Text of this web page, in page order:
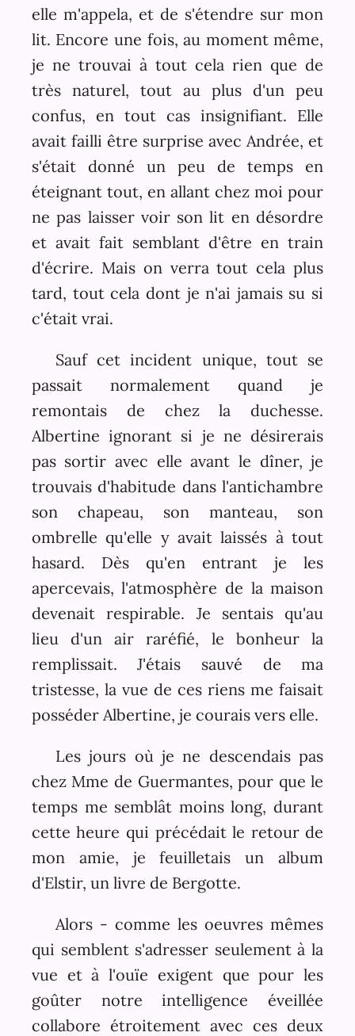
elle m'appela, et de s'étendre sur mon
lit. Encore une fois, au moment même,
je ne trouvai à tout cela rien que de
très naturel, tout au plus d'un peu
confus, en tout cas insignifiant. Elle
avait failli être surprise avec Andrée, et
s'était donné un peu de temps en
éteignant tout, en allant chez moi pour
ne pas laisser voir son lit en désordre
et avait fait semblant d'être en train
d'écrire. Mais on verra tout cela plus
tard, tout cela dont je n'ai jamais su si
c'était vrai.
Sauf cet incident unique, tout se
passait normalement quand je
remontais de chez la duchesse.
Albertine ignorant si je ne désirerais
pas sortir avec elle avant le dîner, je
trouvais d'habitude dans l'antichambre
son chapeau, son manteau, son
ombrelle qu'elle y avait laissés à tout
hasard. Dès qu'en entrant je les
apercevais, l'atmosphère de la maison
devenait respirable. Je sentais qu'au
lieu d'un air raréfié, le bonheur la
remplissait. J'étais sauvé de ma
tristesse, la vue de ces riens me faisait
posséder Albertine, je courais vers elle.
Les jours où je ne descendais pas
chez Mme de Guermantes, pour que le
temps me semblât moins long, durant
cette heure qui précédait le retour de
mon amie, je feuilletais un album
d'Elstir, un livre de Bergotte.
Alors - comme les oeuvres mêmes
qui semblent s'adresser seulement à la
vue et à l'ouïe exigent que pour les
goûter notre intelligence éveillée
collabore étroitement avec ces deux